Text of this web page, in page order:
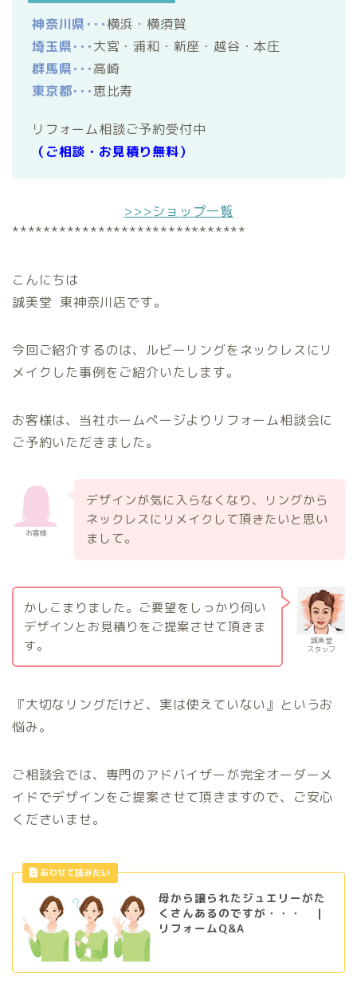
神奈川県･･･横浜・横須賀
埼玉県･･･大宮・浦和・新座・越谷・本庄
群馬県･･･高崎
東京都･･･恵比寿
リフォーム相談ご予約受付中
（ご相談・お見積り無料）
>>>ショップ一覧
******************************
こんにちは
誠美堂 東神奈川店です。
今回ご紹介するのは、ルビーリングをネックレスにリ
メイクした事例をご紹介いたします。
お客様は、当社ホームページよりリフォーム相談会に
ご予約いただきました。
お客様
デザインが気に入らなくなり、リングから
ネックレスにリメイクして頂きたいと思い
まして。
誠美堂
スタッフ
かしこまりました。ご要望をしっかり伺い
デザインとお見積りをご提案させて頂きま
す。
『大切なリングだけど、実は使えていない』というお
悩み。
ご相談会では、専門のアドバイザーが完全オーダーメ
イドでデザインをご提案させて頂きますので、ご安心
くださいませ。
母から譲られたジュエリーがた
くさんあるのですが・・・ ｜
リフォームQ&A